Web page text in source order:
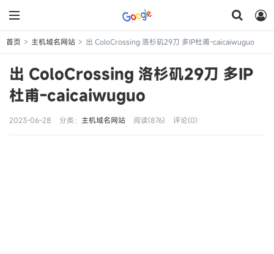
首页 > 主机域名网站 > 出 ColoCrossing 洛杉矶29刀 多IP杜甫-caicaiwuguo
出 ColoCrossing 洛杉矶29刀 多IP
杜甫-caicaiwuguo
2023-06-28 分类： 主机域名网站 阅读(876) 评论(0)